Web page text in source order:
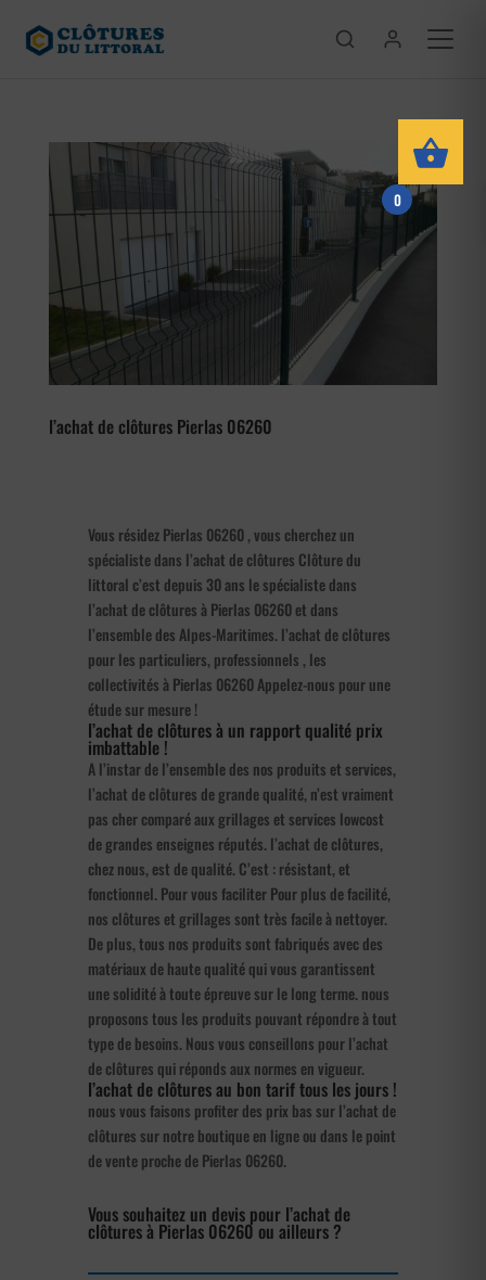
l’achat de clôtures Pierlas 06260
Vous résidez Pierlas 06260 , vous cherchez un
spécialiste dans l’achat de clôtures Clôture du
littoral c’est depuis 30 ans le spécialiste dans
l’achat de clôtures à Pierlas 06260 et dans
l’ensemble des Alpes-Maritimes. l’achat de clôtures
pour les particuliers, professionnels , les
collectivités à Pierlas 06260 Appelez-nous pour une
étude sur mesure !
l’achat de clôtures à un rapport qualité prix
imbattable !
A l’instar de l’ensemble des nos produits et services,
l’achat de clôtures de grande qualité, n’est vraiment
pas cher comparé aux grillages et services lowcost
de grandes enseignes réputés. l’achat de clôtures,
chez nous, est de qualité. C’est : résistant, et
fonctionnel. Pour vous faciliter Pour plus de facilité,
nos clôtures et grillages sont très facile à nettoyer.
De plus, tous nos produits sont fabriqués avec des
matériaux de haute qualité qui vous garantissent
une solidité à toute épreuve sur le long terme. nous
proposons tous les produits pouvant répondre à tout
type de besoins. Nous vous conseillons pour l’achat
de clôtures qui réponds aux normes en vigueur.
l’achat de clôtures au bon tarif tous les jours !
nous vous faisons profiter des prix bas sur l’achat de
clôtures sur notre boutique en ligne ou dans le point
de vente proche de Pierlas 06260.
Vous souhaitez un devis pour l’achat de
clôtures à Pierlas 06260 ou ailleurs ?
0